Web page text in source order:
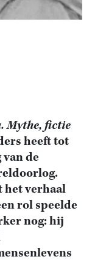
Mythe, fictie
heeft tot
de
het verhaal
rol speelde
nog: hij